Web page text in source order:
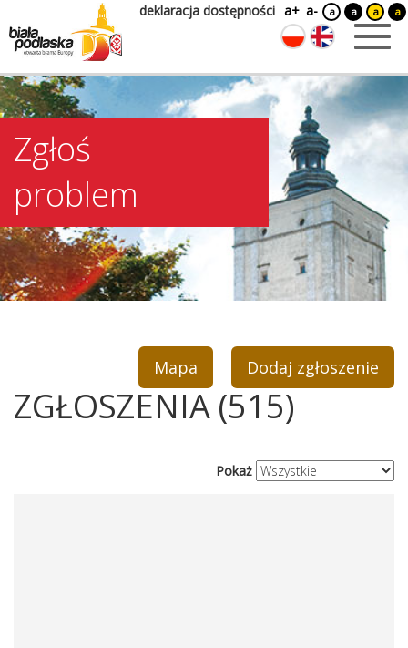
deklaracja dostępności a+ a- a a a a
Zgłoś
problem
Dodaj zgłoszenie
Mapa
ZGŁOSZENIA (515)
Pokaż